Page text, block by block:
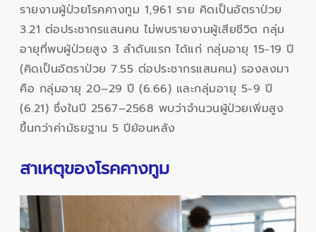
รายงานผู้ป่วยโรคคางทูม 1,961 ราย คิดเป็นอัตราป่วย
3.21 ต่อประชากรแสนคน ไม่พบรายงานผู้เสียชีวิต กลุ่ม
อายุที่พบผู้ป่วยสูง 3 ลำดับแรก ได้แก่ กลุ่มอายุ 15-19 ปี
(คิดเป็นอัตราป่วย 7.55 ต่อประชากรแสนคน) รองลงมา
คือ กลุ่มอายุ 20–29 ปี (6.66) และกลุ่มอายุ 5-9 ปี
(6.21) ซึ่งในปี 2567–2568 พบว่าจำนวนผู้ป่วยเพิ่มสูง
ขึ้นกว่าค่ามัธยฐาน 5 ปีย้อนหลัง
สาเหตุของโรคคางทูม